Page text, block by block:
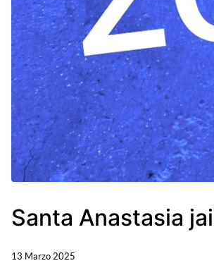
Santa Anastasia
13 Marzo 2025